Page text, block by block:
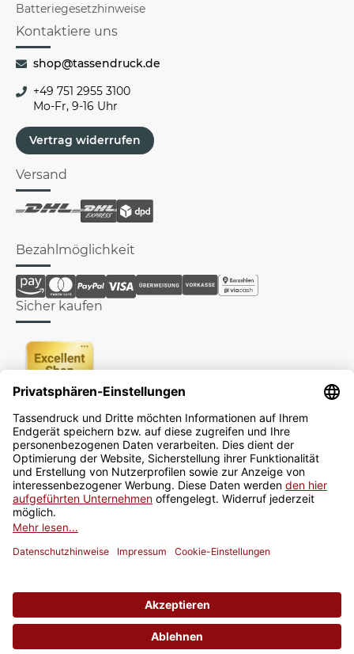
Batteriegesetzhinweise
Kontaktiere uns
shop@tassendruck.de
+49 751 2955 3100
Mo-Fr, 9-16 Uhr
Vertrag widerrufen
Versand
Bezahlmöglichkeit
Sicher kaufen
Newsletter